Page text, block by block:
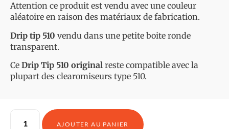
Attention ce produit est vendu avec une couleur
aléatoire en raison des matériaux de fabrication.
Drip tip 510 vendu dans une petite boite ronde
transparent.
Ce Drip Tip 510 original reste compatible avec la
plupart des clearomiseurs type 510.
AJOUTER AU PANIER